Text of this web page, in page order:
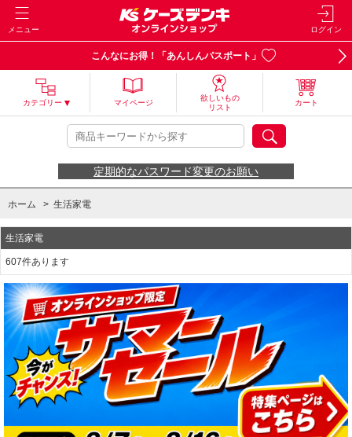
メニュー ログイン
こんなにお得！「あんしんパスポート」
カテゴリー マイページ
欲しいもの
リスト
カート
定期的なパスワード変更のお願い
ホーム > 生活家電
生活家電
607件あります